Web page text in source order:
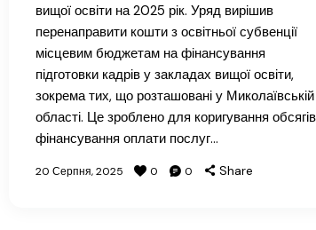
вищої освіти на 2025 рік. Уряд вирішив
перенаправити кошти з освітньої субвенції
місцевим бюджетам на фінансування
підготовки кадрів у закладах вищої освіти,
зокрема тих, що розташовані у Миколаївській
області. Це зроблено для коригування обсягів
фінансування оплати послуг…
20 Серпня, 2025 0 0 Share